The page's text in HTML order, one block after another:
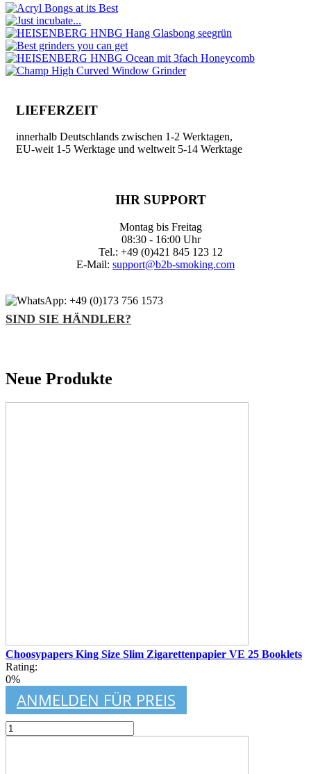
LIEFERZEIT
innerhalb Deutschlands zwischen 1-2 Werktagen,
EU-weit 1-5 Werktage und weltweit 5-14 Werktage
IHR SUPPORT
Montag bis Freitag
08:30 - 16:00 Uhr
Tel.: +49 (0)421 845 123 12
E-Mail: support@b2b-smoking.com
SIND SIE HÄNDLER?
Neue Produkte
Choosypapers King Size Slim Zigarettenpapier VE 25 Booklets
Rating:
0%
ANMELDEN FÜR PREIS